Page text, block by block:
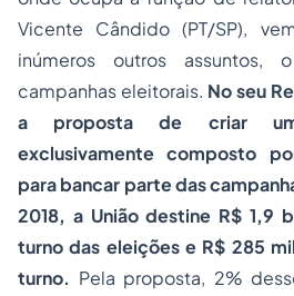
Vicente Cândido (PT/SP),
inúmeros outros assuntos,
campanhas eleitorais. No seu
a proposta de criar
exclusivamente composto
para bancar parte das
2018, a União destine R$ 1,9
turno das eleições e R$ 285
turno. Pela proposta, 2%